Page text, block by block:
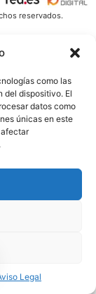
como las
del dispositivo. El
datos como
únicas en este
Legal
reservados.